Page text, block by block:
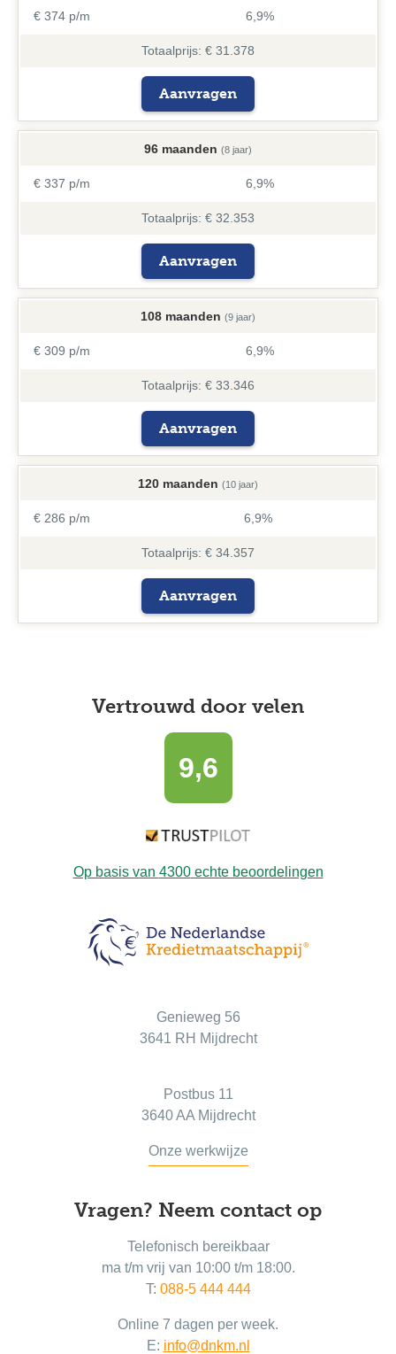
€ 374 p/m 6,9%
Totaalprijs: € 31.378
Aanvragen
96 maanden (8 jaar)
€ 337 p/m 6,9%
Totaalprijs: € 32.353
Aanvragen
108 maanden (9 jaar)
€ 309 p/m 6,9%
Totaalprijs: € 33.346
Aanvragen
120 maanden (10 jaar)
€ 286 p/m 6,9%
Totaalprijs: € 34.357
Aanvragen
Vertrouwd door velen
9,6
Op basis van 4300echte beoordelingen
Genieweg 56
3641 RH Mijdrecht
Postbus 11
3640 AA Mijdrecht
Onze werkwijze
Vragen? Neem contact op
Telefonisch bereikbaar
ma t/m vrij van 10:00 t/m 18:00.
T: 088-5 444 444
Online 7 dagen per week.
E: info@dnkm.nl